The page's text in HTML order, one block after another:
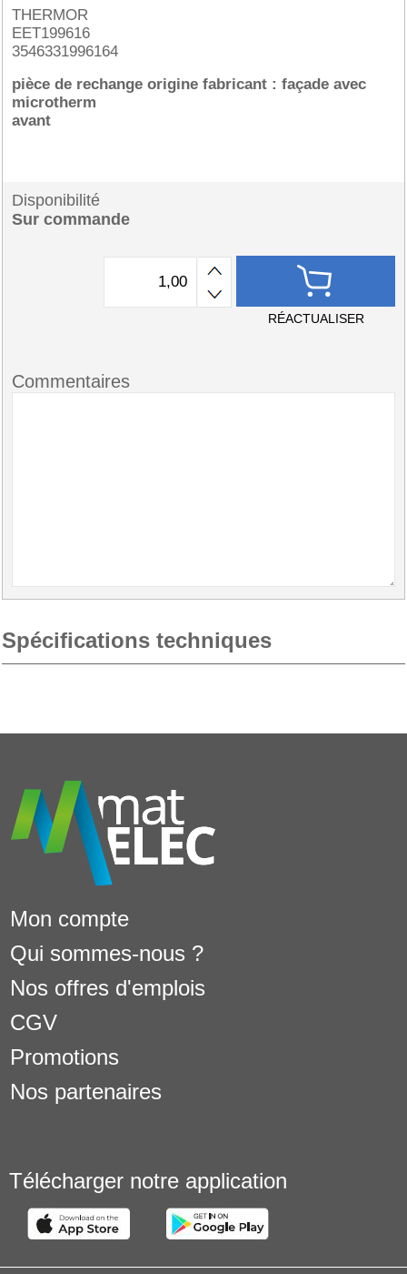
THERMOR
EET199616
3546331996164
pièce de rechange origine fabricant : façade avec
microtherm
avant
Disponibilité
Sur commande
RÉACTUALISER
Commentaires
Spécifications techniques
Mon compte
Qui sommes-nous ?
Nos offres d'emplois
CGV
Promotions
Nos partenaires
Télécharger notre application